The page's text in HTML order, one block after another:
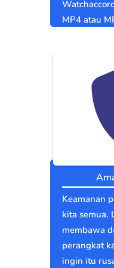
MP4 atau
Keamanan
kita semua.
membawa
perangkat
ingin itu